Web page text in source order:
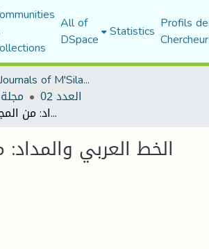
All of
DSpace Statistics Profils
Scientific Journals of M'Sila University
العدد 02
الخط العربي والمداد: من المجهول إلى الخلود
الخط العربي